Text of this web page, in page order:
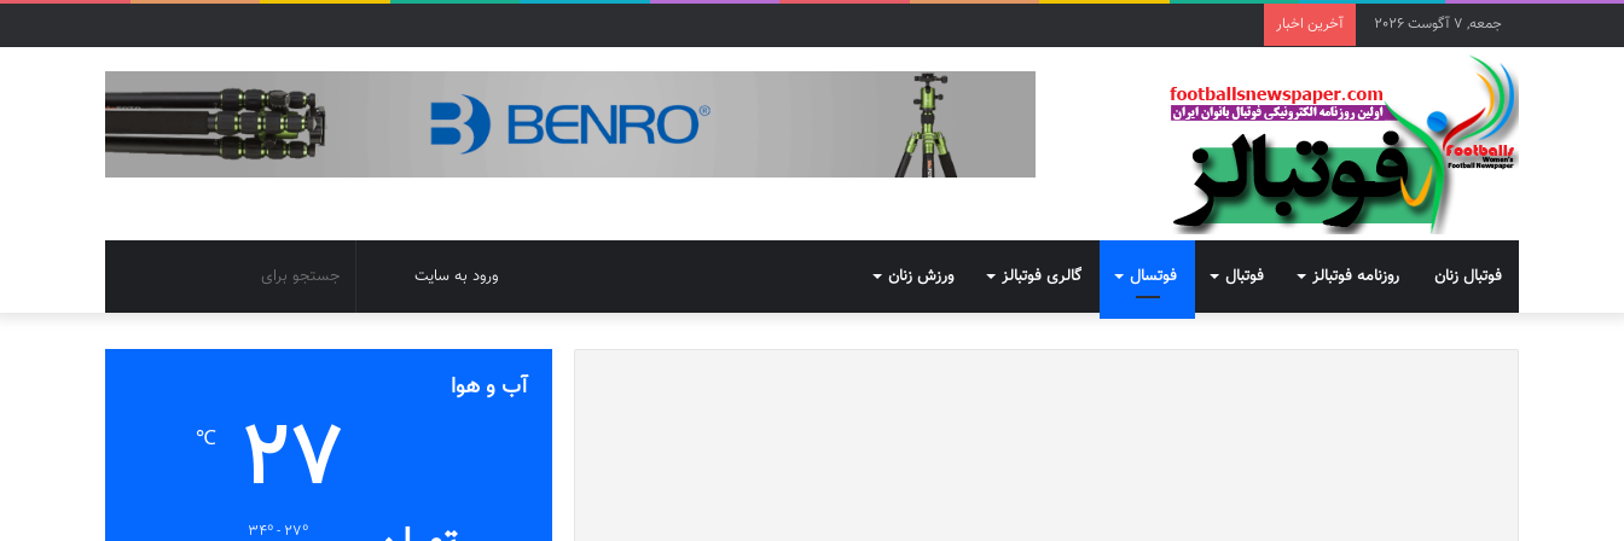
جمعه, 7 آگوست 2026 آخرین اخبار
فوتبال زنان روزنامه فوتبالز فوتبال فوتسال گالری فوتبالز ورزش زنان
برای
تغییر
پوسته
ورود به سایت
آب و هوا
27
℃